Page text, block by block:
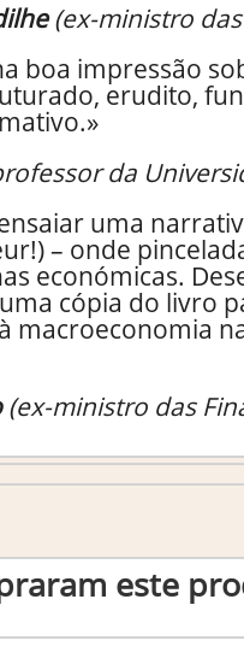
(ex-ministro das
boa impressão
erudito,
da
uma
– onde
económicas.
cópia do livro
macroeconomia
(ex-ministro das
este